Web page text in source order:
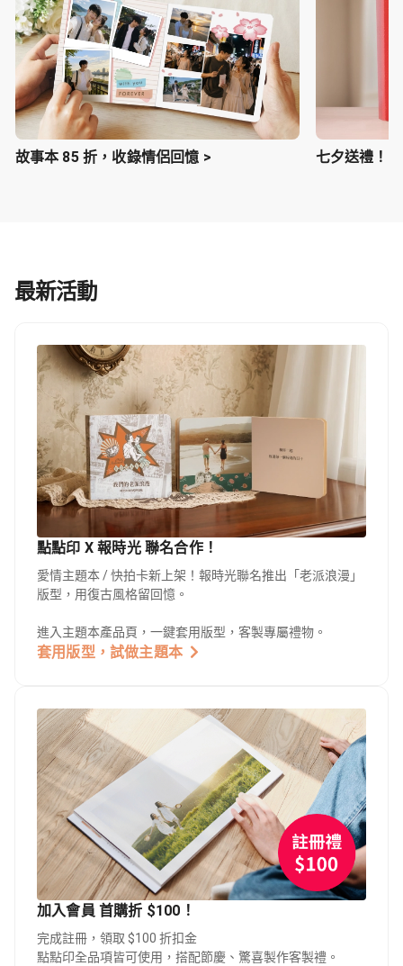
故事本 85 折，收錄情侶回憶 > 七夕送禮！
最新活動
點點印 X 報時光 聯名合作！
愛情主題本 / 快拍卡新上架！報時光聯名推出「老派浪漫」
版型，用復古風格留回憶。
進入主題本產品頁，一鍵套用版型，客製專屬禮物。
套用版型，試做主題本
加入會員 首購折 $100！
完成註冊，領取 $100 折扣金
點點印全品項皆可使用，搭配節慶、驚喜製作客製禮。